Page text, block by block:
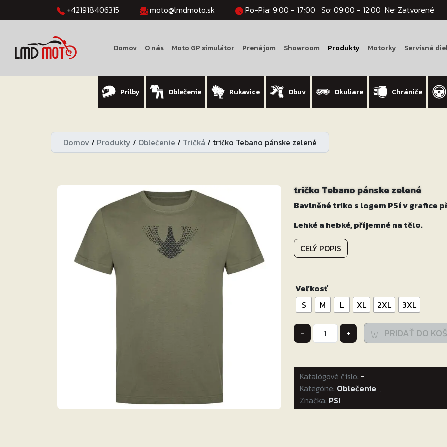
+421918406315 moto@lmdmoto.sk Po-Pia: 9:00 - 17:00 So: 09:00 - 12:00 Ne: Zatvorené
Domov O nás Moto GP simulátor Prenájom Showroom Produkty Motorky Servisná
Prilby Oblečenie Rukavice Obuv Okuliare Chrániče
Domov/ Produkty / Oblečenie / Tričká / tričko Tebano pánske zelené
tričko Tebano pánske zelené
Bavlněné triko s logem PSí v grafice
Lehké a hebké, příjemné na tělo.
CELÝ POPIS
Veľkosť
S
M L XL 2XL 3XL
-
množstvo
tričko
pánske
zelené
+ PRIDAŤ DO
Katalógové číslo: -
Kategórie: Oblečenie ,
Značka: PSI